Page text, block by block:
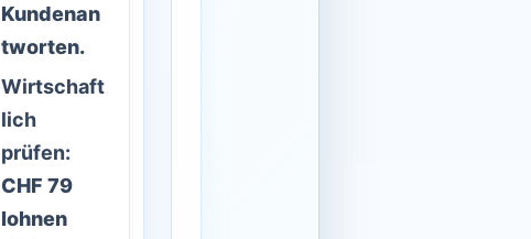
Kundenan
tworten.
Wirtschaft
lich
prüfen:
CHF 79
lohnen